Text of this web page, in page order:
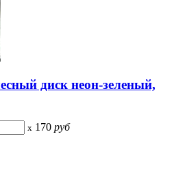
диск неон-зеленый,
x 170 руб